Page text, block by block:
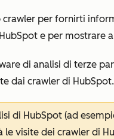
crawler per fornirti
e per mostrare
di analisi di terze
dai crawler di HubSpot.
di HubSpot (ad
le visite dei crawler di